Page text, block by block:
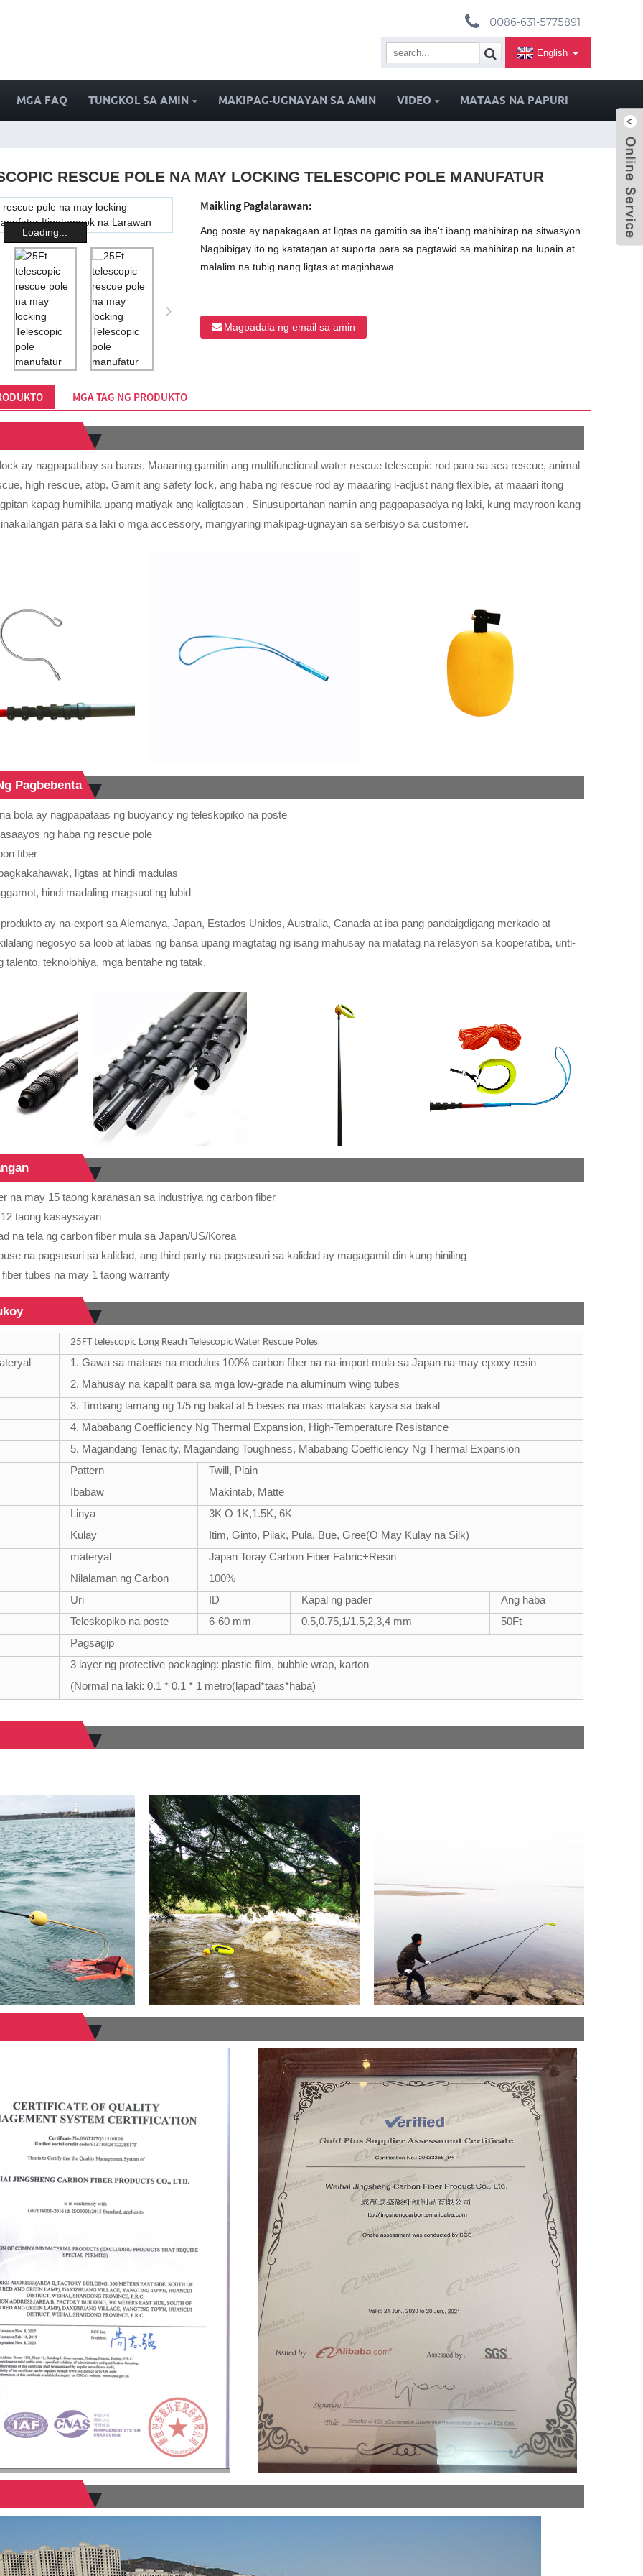
0086-631-5775891
English
MGA FAQ TUNGKOL SA AMIN MAKIPAG-UGNAYAN SA AMIN VIDEO MATAAS NA PAPURI
RESCUE POLE NA MAY LOCKING TELESCOPIC POLE MANUFATUR
Loading...
Maikling Paglalarawan:
Ang poste ay napakagaan at ligtas na gamitin sa iba't ibang mahihirap na sitwasyon.
Nagbibigay ito ng katatagan at suporta para sa pagtawid sa mahihirap na lupain at
malalim na tubig nang ligtas at maginhawa.
Magpadala ng email sa amin
MGA TAG NG PRODUKTO
ay nagpapatibay sa baras. Maaaring gamitin ang multifunctional water rescue telescopic rod para sa sea rescue, animal
high rescue, atbp. Gamit ang safety lock, ang haba ng rescue rod ay maaaring i-adjust nang flexible, at maaari itong
kapag humihila upang matiyak ang kaligtasan . Sinusuportahan namin ang pagpapasadya ng laki, kung mayroon kang
para sa laki o mga accessory, mangyaring makipag-ugnayan sa serbisyo sa customer.
Pagbebenta
bola ay nagpapataas ng buoyancy ng teleskopiko na poste
ng haba ng rescue pole
fiber
ligtas at hindi madulas
hindi madaling magsuot ng lubid
ay na-export sa Alemanya, Japan, Estados Unidos, Australia, Canada at iba pang pandaigdigang merkado at
negosyo sa loob at labas ng bansa upang magtatag ng isang mahusay na matatag na relasyon sa kooperatiba, unti-
talento, teknolohiya, mga bentahe ng tatak.
na may 15 taong karanasan sa industriya ng carbon fiber
taong kasaysayan
na tela ng carbon fiber mula sa Japan/US/Korea
na pagsusuri sa kalidad, ang third party na pagsusuri sa kalidad ay magagamit din kung hiniling
tubes na may 1 taong warranty
25FT telescopic Long Reach Telescopic Water Rescue Poles
1. Gawa sa mataas na modulus 100% carbon fiber na na-import mula sa Japan na may epoxy resin
2. Mahusay na kapalit para sa mga low-grade na aluminum wing tubes
3. Timbang lamang ng 1/5 ng bakal at 5 beses na mas malakas kaysa sa bakal
4. Mababang Coefficiency Ng Thermal Expansion, High-Temperature Resistance
5. Magandang Tenacity, Magandang Toughness, Mababang Coefficiency Ng Thermal Expansion
Pattern
Twill, Plain
Ibabaw
Makintab, Matte
Linya
3K O 1K,1.5K, 6K
Kulay
Itim, Ginto, Pilak, Pula, Bue, Gree(O May Kulay na Silk)
materyal
Japan Toray Carbon Fiber Fabric+Resin
Nilalaman ng Carbon
100%
Uri ID Kapal ng pader
Ang haba
Teleskopiko na poste
6-60 mm 0.5,0.75,1/1.5,2,3,4 mm 50Ft
Pagsagip
3 layer ng protective packaging: plastic film, bubble wrap, karton
(Normal na laki: 0.1 * 0.1 * 1 metro(lapad*taas*haba)